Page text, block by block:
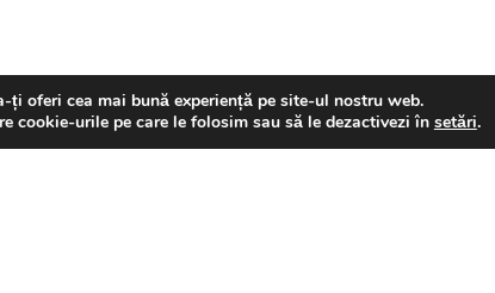
ți oferi cea mai bună experiență pe site-ul nostru web.
cookie-urile pe care le folosim sau să le dezactivezi în setări.